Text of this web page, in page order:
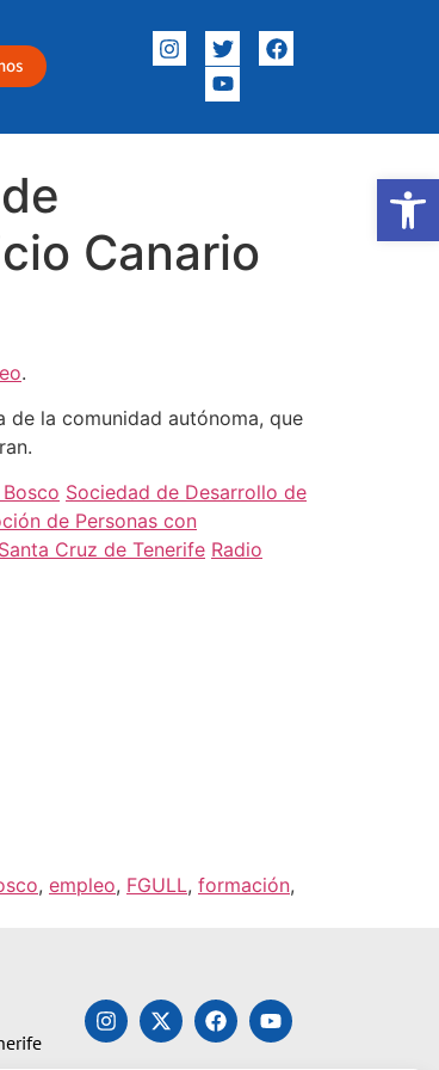
Abrir
Canario
.
la comunidad autónoma, que
Sociedad de Desarrollo de
de Personas con
Cruz de Tenerife Radio
, empleo, FGULL, formación,